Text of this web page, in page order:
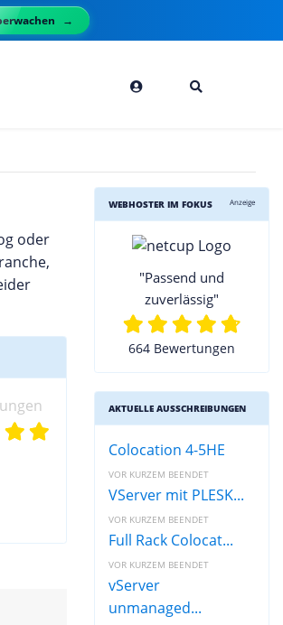
oder
WEBHOSTER IM FOKUS Anzeige
"Passend und
zuverlässig"
664 Bewertungen
AKTUELLE AUSSCHREIBUNGEN
Colocation 4-5HE
VOR KURZEM BEENDET
VServer mit PLESK...
VOR KURZEM BEENDET
Full Rack Colocat...
VOR KURZEM BEENDET
vServer
unmanaged...